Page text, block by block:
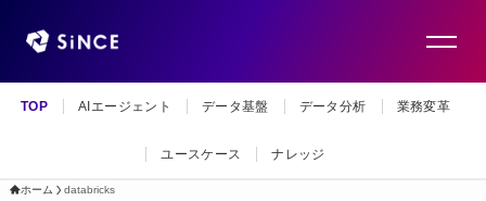
TOP AIエージェント データ基盤 データ分析 業務変革
ユースケース ナレッジ
ホーム databricks